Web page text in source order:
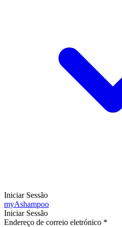
Iniciar Sessão
myAshampoo
Iniciar Sessão
Endereço de correio eletrónico *